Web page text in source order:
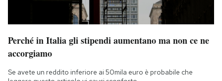
Perché in Italia gli stipendi aumentano ma non ce ne
accorgiamo
Se avete un reddito inferiore ai 50mila euro è probabile che